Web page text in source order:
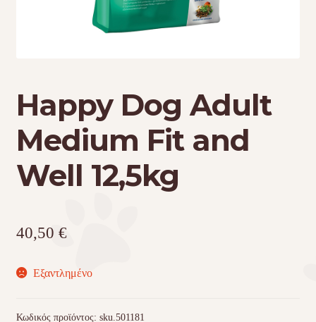
Φροντίδα – Είδη Υγιεινής
Happy Dog Adult
Medium Fit and
Well 12,5kg
40,50 €
Εξαντλημένο
Κωδικός προϊόντος: sku.501181